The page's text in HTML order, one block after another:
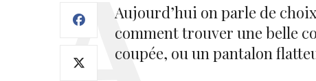
Aujourd’hui on parle de
comment trouver une belle
coupée, ou un pantalon